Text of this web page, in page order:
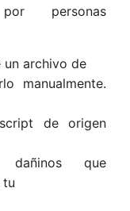
personas
un archivo de
manualmente.
de origen
dañinos que
tu